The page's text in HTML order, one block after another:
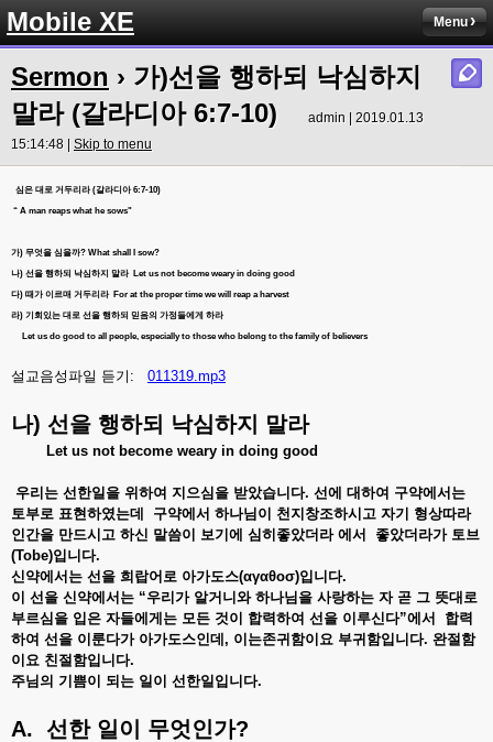
Mobile XE Menu
Sermon › 가)선을 행하되 낙심하지
말라 (갈라디아 6:7-10)
admin | 2019.01.13
15:14:48 | Skip to menu
심은 대로 거두리라 (갈라디아 6:7-10)
“ A man reaps what he sows"
가) 무엇을 심을까? What shall I sow?
나) 선을 행하되 낙심하지 말라 Let us not become weary in doing good
다) 때가 이르매 거두리라 For at the proper time we will reap a harvest
라) 기회있는 대로 선을 행하되 믿음의 가정들에게 하라
Let us do good to all people, especially to those who belong to the family of believers
설교음성파일 듣기: 011319.mp3
나) 선을 행하되 낙심하지 말라
Let us not become weary in doing good
우리는 선한일을 위하여 지으심을 받았습니다. 선에 대하여 구약에서는
토부로 표현하였는데 구약에서 하나님이 천지창조하시고 자기 형상따라
인간을 만드시고 하신 말씀이 보기에 심히좋았더라 에서 좋았더라가 토브
(Tobe)입니다.
신약에서는 선을 희랍어로 아가도스(αγαθοσ)입니다.
이 선을 신약에서는 “우리가 알거니와 하나님을 사랑하는 자 곧 그 뜻대로
부르심을 입은 자들에게는 모든 것이 합력하여 선을 이루신다”에서 합력
하여 선을 이룬다가 아가도스인데, 이는존귀함이요 부귀함입니다. 완절함
이요 친절함입니다.
주님의 기쁨이 되는 일이 선한일입니다.
A. 선한 일이 무엇인가?